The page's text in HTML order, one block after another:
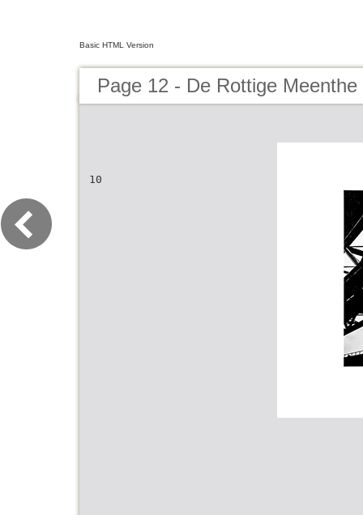
Basic HTML Version
Page 12 - De Rottige Meenthe
10